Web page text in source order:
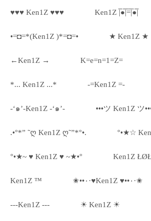
♥♥♥ Ken1Z ♥♥♥ Ken1Z |̅̅●̅̅|̅̅=̅̅|̅●̅̅|
•=◘=*(Ken1Z )*=◘=• ★ Ken1Z ★
←Ken1Z → K=e=n=1=Z=
*... Ken1Z ...* -=Ken1Z =-
-‘๑’-Ken1Z -‘๑’- •••ツ Ken1Z ツ
.•°*” ˜ღ Ken1Z ღ˜”*°•. °•★☆
°•★~ ♥ Ken1Z ♥ ~★•° Ken1Z
Ken1Z ™ ✬••٠·♥Ken1Z ♥••٠·✬
---Ken1Z --- ☀ Ken1Z ☀